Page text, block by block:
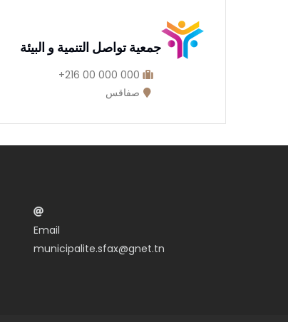
جمعية تواصل التنمية و البيئة
000 000 00 216+
صفاقس
Email
municipalite.sfax@gnet.tn